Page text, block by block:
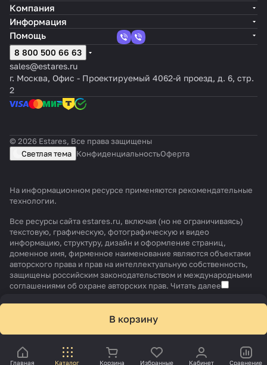
В корзину
Главная Каталог Корзина Избранные Кабинет Сравнение
Компания
Информация
Помощь
8 800 500 66 63
sales@estares.ru
г. Москва, Офис - Проектируемый 4062-й проезд, д. 6, стр.
2
© 2026 Estares, Все права защищены
Светлая тема КонфиденциальностьОферта
На информационном ресурсе применяются рекомендательные
технологии.
Все ресурсы сайта estares.ru, включая (но не ограничиваясь)
текстовую, графическую, фотографическую и видео
информацию, структуру, дизайн и оформление страниц,
доменное имя, фирменное наименование являются объектами
авторского права и прав на интеллектуальную собственность,
защищены российским законодательством и международными
соглашениями об охране авторских прав. Читать далее